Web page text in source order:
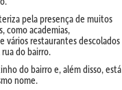
pela presença de muitos
como academias,
vários restaurantes descolados
do bairro.
do bairro e, além disso, está
nome.